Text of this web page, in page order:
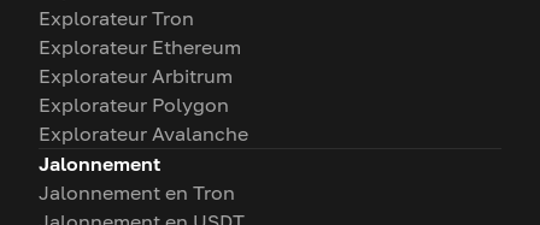
Explorateur Tron
Explorateur Ethereum
Explorateur Arbitrum
Explorateur Polygon
Explorateur Avalanche
Jalonnement
Jalonnement en Tron